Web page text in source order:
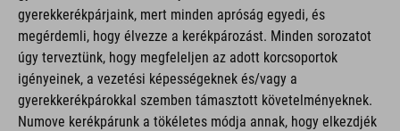
gyerekkerékpárjaink, mert minden apróság egyedi, és
megérdemli, hogy élvezze a kerékpározást. Minden sorozatot
úgy terveztünk, hogy megfeleljen az adott korcsoportok
igényeinek, a vezetési képességeknek és/vagy a
gyerekkerékpárokkal szemben támasztott követelményeknek.
Numove kerékpárunk a tökéletes módja annak, hogy elkezdjék